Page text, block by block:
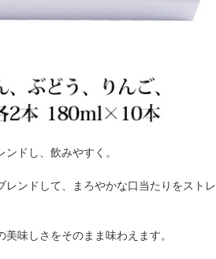
ドし、飲みやすく。
レンドして、まろやかな口当たりをストレ
味しさをそのまま味わえます。